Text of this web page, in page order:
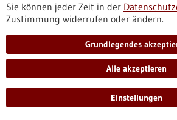
Partner werden vom
Klimaschutz mit insgesamt knapp 1,7
gefördert. Ziel ihrer Arbeiten ist die
hochwertige stoffliche Verwertung
Einmalgebrauchsprodukte.
https://www.bio-pro.de/infothek/
bringt-die-kreislaufwirtschaft-ins-
Sie können jeder Zeit in der
Zustimmung widerrufen oder ändern.
Grundlegendes
Alle akzeptieren
Einstellungen